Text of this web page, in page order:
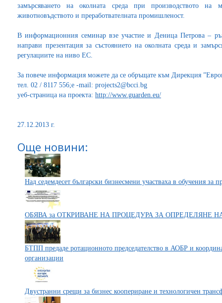
замърсяването на околната среда при производството
животновъдството и преработвателната промишленост.
В информационния семинар взе участие и Деница Петрова –
направи презентация за състоянието на околната среда и
регулациите на ниво ЕС.
За повече информация можете да се обръщате към Дирекция
тел. 02 / 8117 556;e -mail: projects2@bcci.bg
уеб-страница на проекта: http://www.guarden.eu/
27.12.2013 г.
Още новини:
Над седемдесет български бизнесмени участваха в обучения за
ОБЯВА за ОТКРИВАНЕ НА ПРОЦЕДУРА ЗА ОПРЕДЕЛЯНЕ
БТПП предаде ротационното председателство в АОБР и
организации
Двустранни срещи за бизнес коопериране и технологичен